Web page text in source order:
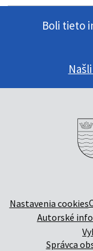
Boli tieto
Nastavenia cookies
Autorské
Správca